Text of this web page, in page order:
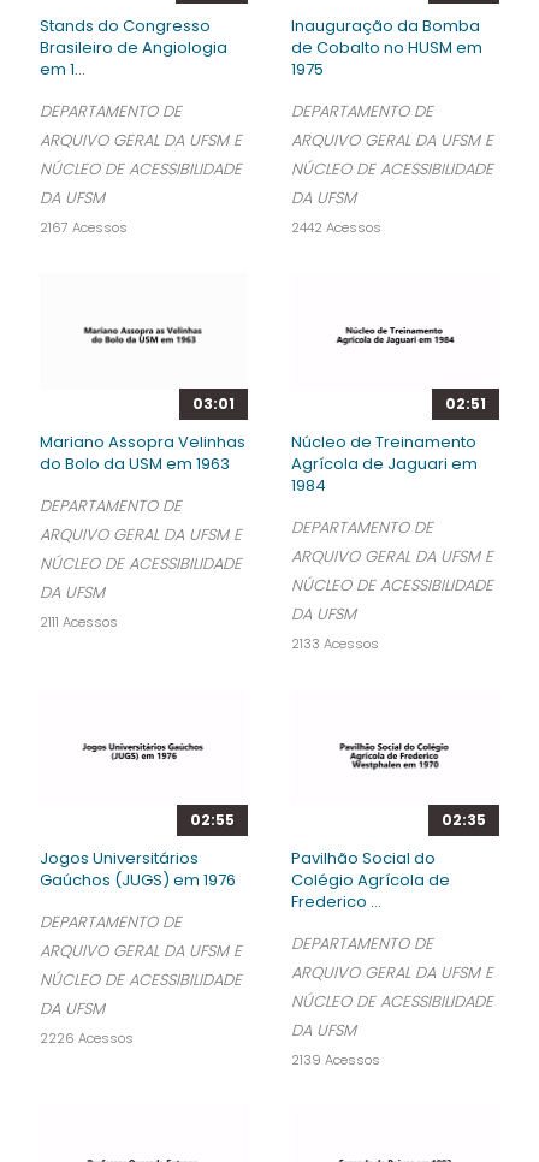
Stands do Congresso
Brasileiro de Angiologia
em 1...
DEPARTAMENTO DE
ARQUIVO GERAL DA UFSM E
NÚCLEO DE ACESSIBILIDADE
DA UFSM
2167 Acessos
Inauguração da Bomba
de Cobalto no HUSM em
1975
DEPARTAMENTO DE
ARQUIVO GERAL DA UFSM E
NÚCLEO DE ACESSIBILIDADE
DA UFSM
2442 Acessos
03:01
Mariano Assopra Velinhas
do Bolo da USM em 1963
DEPARTAMENTO DE
ARQUIVO GERAL DA UFSM E
NÚCLEO DE ACESSIBILIDADE
DA UFSM
2111 Acessos
02:51
Núcleo de Treinamento
Agrícola de Jaguari em
1984
DEPARTAMENTO DE
ARQUIVO GERAL DA UFSM E
NÚCLEO DE ACESSIBILIDADE
DA UFSM
2133 Acessos
02:55
Jogos Universitários
Gaúchos (JUGS) em 1976
DEPARTAMENTO DE
ARQUIVO GERAL DA UFSM E
NÚCLEO DE ACESSIBILIDADE
DA UFSM
2226 Acessos
02:35
Pavilhão Social do
Colégio Agrícola de
Frederico ...
DEPARTAMENTO DE
ARQUIVO GERAL DA UFSM E
NÚCLEO DE ACESSIBILIDADE
DA UFSM
2139 Acessos